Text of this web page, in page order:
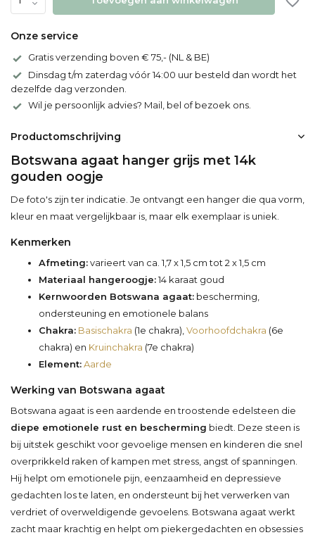
Onze service
Gratis verzending boven € 75,- (NL & BE)
Dinsdag t/m zaterdag vóór 14:00 uur besteld dan wordt het
dezelfde dag verzonden.
Wil je persoonlijk advies? Mail, bel of bezoek ons.
Productomschrijving
Botswana agaat hanger grijs met 14k
gouden oogje
De foto's zijn ter indicatie. Je ontvangt een hanger die qua vorm,
kleur en maat vergelijkbaar is, maar elk exemplaar is uniek.
Kenmerken
Afmeting:varieert van ca. 1,7 x 1,5 cm tot 2 x 1,5 cm
Materiaal hangeroogje:14 karaat goud
Kernwoorden Botswana agaat: bescherming,
ondersteuning en emotionele balans
Chakra: Basischakra (1e chakra), Voorhoofdchakra (6e
chakra) en Kruinchakra (7e chakra)
Element:Aarde
Werking van Botswana agaat
Botswana agaat is een aardende en troostende edelsteen die
diepe emotionele rust en bescherming biedt. Deze steen is
bij uitstek geschikt voor gevoelige mensen en kinderen die snel
overprikkeld raken of kampen met stress, angst of spanningen.
Hij helpt om emotionele pijn, eenzaamheid en depressieve
gedachten los te laten, en ondersteunt bij het verwerken van
verdriet of overweldigende gevoelens. Botswana agaat werkt
zacht maar krachtig en helpt om piekergedachten en obsessies